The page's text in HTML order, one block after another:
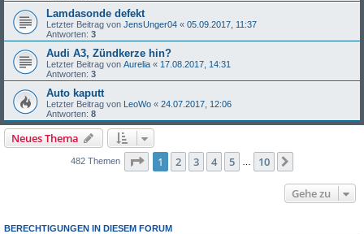
Lamdasonde defekt
Letzter Beitrag von JensUnger04 « 05.09.2017, 11:37
Antworten: 3
Audi A3, Zündkerze hin?
Letzter Beitrag von Aurelia « 17.08.2017, 14:31
Antworten: 3
Auto kaputt
Letzter Beitrag von LeoWo « 24.07.2017, 12:06
Antworten: 8
Neues Thema
482 Themen Seite 1von 10
1 2 3 4 5 10
Gehe zu
BERECHTIGUNGEN IN DIESEM FORUM